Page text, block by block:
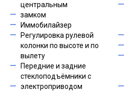
центральным
замком
Иммобилайзер
Регулировка рулевой
колонки по высоте и по
вылету
Передние и задние
стеклоподъёмники с
электроприводом